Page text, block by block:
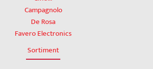
Campagnolo
De Rosa
Favero Electronics
Sortiment